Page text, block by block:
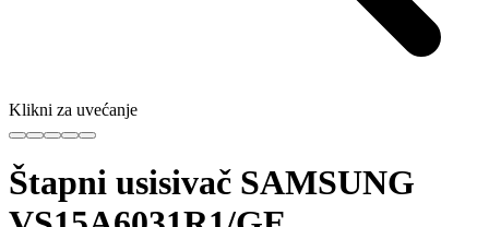
Klikni za uvećanje
Štapni usisivač SAMSUNG